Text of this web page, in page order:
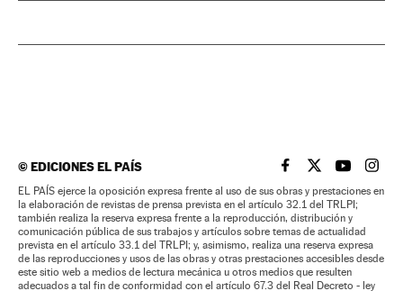
©EDICIONES EL PAÍS EL PAÍS BRASIL EN
EL PAÍSEL PAÍS
EL
EL PAÍS ejerce la oposición expresa frente al uso de sus obras y prestaciones en
la elaboración de revistas de prensa prevista en el artículo 32.1 del TRLPI;
también realiza la reserva expresa frente a la reproducción, distribución y
comunicación pública de sus trabajos y artículos sobre temas de actualidad
prevista en el artículo 33.1 del TRLPI; y, asimismo, realiza una reserva expresa
de las reproducciones y usos de las obras y otras prestaciones accesibles desde
este sitio web a medios de lectura mecánica u otros medios que resulten
adecuados a tal fin de conformidad con el artículo 67.3 del Real Decreto - ley